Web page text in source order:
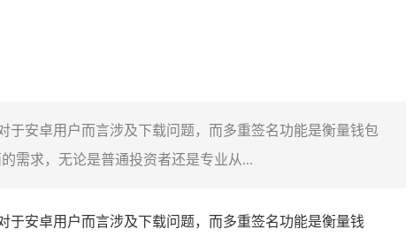
于安卓用户而言涉及下载问题，而多重签名功能是衡量钱包
需求，无论是普通投资者还是专业从...
于安卓用户而言涉及下载问题，而多重签名功能是衡量钱